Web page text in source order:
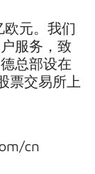
元。我们
服务，致
总部设在
票交易所上
cn